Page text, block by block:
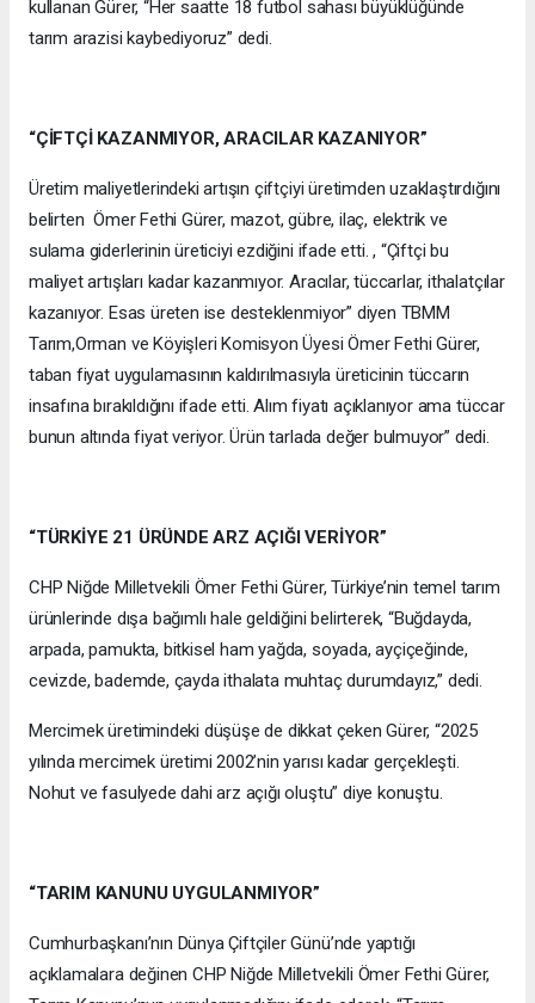
kullanan Gürer, “Her saatte 18 futbol sahası büyüklüğünde
tarım arazisi kaybediyoruz” dedi.
“ÇİFTÇİ KAZANMIYOR, ARACILAR KAZANIYOR”
Üretim maliyetlerindeki artışın çiftçiyi üretimden uzaklaştırdığını
belirten Ömer Fethi Gürer, mazot, gübre, ilaç, elektrik ve
sulama giderlerinin üreticiyi ezdiğini ifade etti. , “Çiftçi bu
maliyet artışları kadar kazanmıyor. Aracılar, tüccarlar, ithalatçılar
kazanıyor. Esas üreten ise desteklenmiyor” diyen TBMM
Tarım,Orman ve Köyişleri Komisyon Üyesi Ömer Fethi Gürer,
taban fiyat uygulamasının kaldırılmasıyla üreticinin tüccarın
insafına bırakıldığını ifade etti. Alım fiyatı açıklanıyor ama tüccar
bunun altında fiyat veriyor. Ürün tarlada değer bulmuyor” dedi.
“TÜRKİYE 21 ÜRÜNDE ARZ AÇIĞI VERİYOR”
CHP Niğde Milletvekili Ömer Fethi Gürer, Türkiye’nin temel tarım
ürünlerinde dışa bağımlı hale geldiğini belirterek, “Buğdayda,
arpada, pamukta, bitkisel ham yağda, soyada, ayçiçeğinde,
cevizde, bademde, çayda ithalata muhtaç durumdayız,” dedi.
Mercimek üretimindeki düşüşe de dikkat çeken Gürer, “2025
yılında mercimek üretimi 2002’nin yarısı kadar gerçekleşti.
Nohut ve fasulyede dahi arz açığı oluştu” diye konuştu.
“TARIM KANUNU UYGULANMIYOR”
Cumhurbaşkanı’nın Dünya Çiftçiler Günü’nde yaptığı
açıklamalara değinen CHP Niğde Milletvekili Ömer Fethi Gürer,